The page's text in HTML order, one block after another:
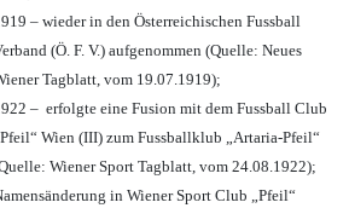
– wieder in den Österreichischen Fussball
(Ö. F. V.) aufgenommen (Quelle: Neues
Tagblatt, vom 19.07.1919);
– erfolgte eine Fusion mit dem Fussball Club
Wien (III) zum Fussballklub „Artaria-Pfeil“
Wiener Sport Tagblatt, vom 24.08.1922);
in Wiener Sport Club „Pfeil“